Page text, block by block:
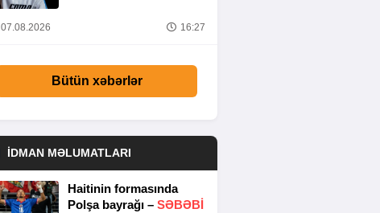
07.08.2026 16:27
Bütün xəbərlər
İDMAN MƏLUMATLARI
Haitinin formasında
Polşa bayrağı – SƏBƏBI